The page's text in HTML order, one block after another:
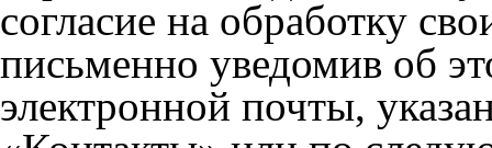
согласие на обработку
письменно уведомив об
электронной почты,